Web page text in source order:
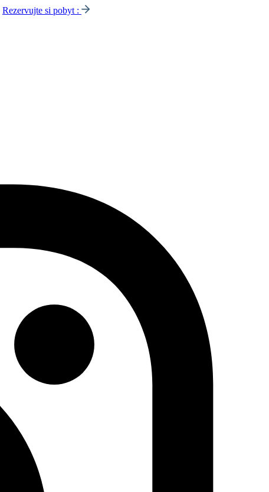
Rezervujte si pobyt :